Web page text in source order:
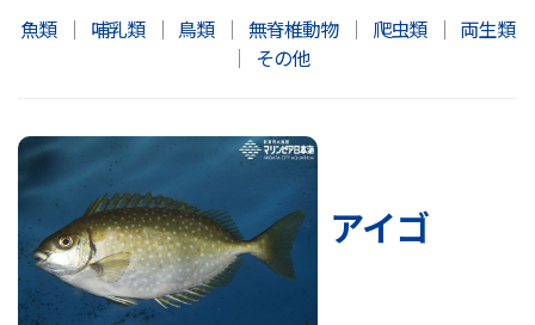
魚類 ｜ 哺乳類 ｜ 鳥類 ｜ 無脊椎動物 ｜ 爬虫類 ｜ 両生類
｜ その他
アイゴ